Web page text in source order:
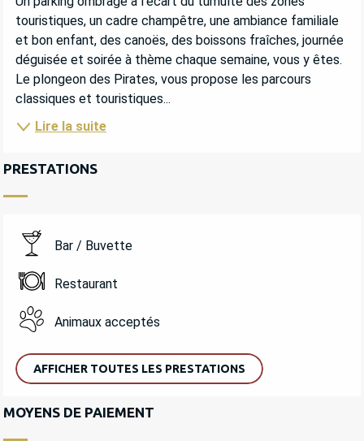
touristiques, un cadre champêtre, une ambiance familiale
et bon enfant, des canoës, des boissons fraîches, journée
déguisée et soirée à thème chaque semaine, vous y êtes.
Le plongeon des Pirates, vous propose les parcours
classiques et touristiques...
Lire la suite
PRESTATIONS
Bar / Buvette
Restaurant
Animaux acceptés
AFFICHER TOUTES LES PRESTATIONS
MOYENS DE PAIEMENT